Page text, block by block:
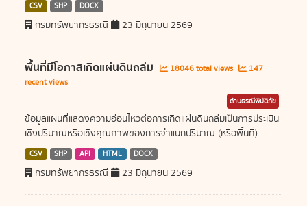
CSV SHP DOCX
กรมทรัพยากรธรณี 23 มิถุนายน 2569
พื้นที่มีโอกาสเกิดแผ่นดินถล่ม 18046 total views
147
recent views
ด้านธรณีพิบัติภัย
ข้อมูลแผนที่แสดงความอ่อนไหวต่อการเกิดแผ่นดินถล่มเป็นการประเมิน
เชิงปริมาณหรือเชิงคุณภาพของการจำแนกปริมาณ (หรือพื้นที่)...
CSV SHP API HTML DOCX
กรมทรัพยากรธรณี 23 มิถุนายน 2569